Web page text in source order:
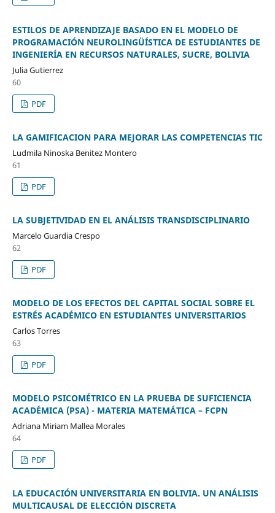
ESTILOS DE APRENDIZAJE BASADO EN EL MODELO DE
PROGRAMACIÓN NEUROLINGÜÍSTICA DE ESTUDIANTES DE
INGENIERÍA EN RECURSOS NATURALES, SUCRE, BOLIVIA
Julia Gutierrez
60
PDF
LA GAMIFICACION PARA MEJORAR LAS COMPETENCIAS TIC
Ludmila Ninoska Benitez Montero
61
PDF
LA SUBJETIVIDAD EN EL ANÁLISIS TRANSDISCIPLINARIO
Marcelo Guardia Crespo
62
PDF
MODELO DE LOS EFECTOS DEL CAPITAL SOCIAL SOBRE EL
ESTRÉS ACADÉMICO EN ESTUDIANTES UNIVERSITARIOS
Carlos Torres
63
PDF
MODELO PSICOMÉTRICO EN LA PRUEBA DE SUFICIENCIA
ACADÉMICA (PSA) - MATERIA MATEMÁTICA – FCPN
Adriana Miriam Mallea Morales
64
PDF
LA EDUCACIÓN UNIVERSITARIA EN BOLIVIA. UN ANÁLISIS
MULTICAUSAL DE ELECCIÓN DISCRETA